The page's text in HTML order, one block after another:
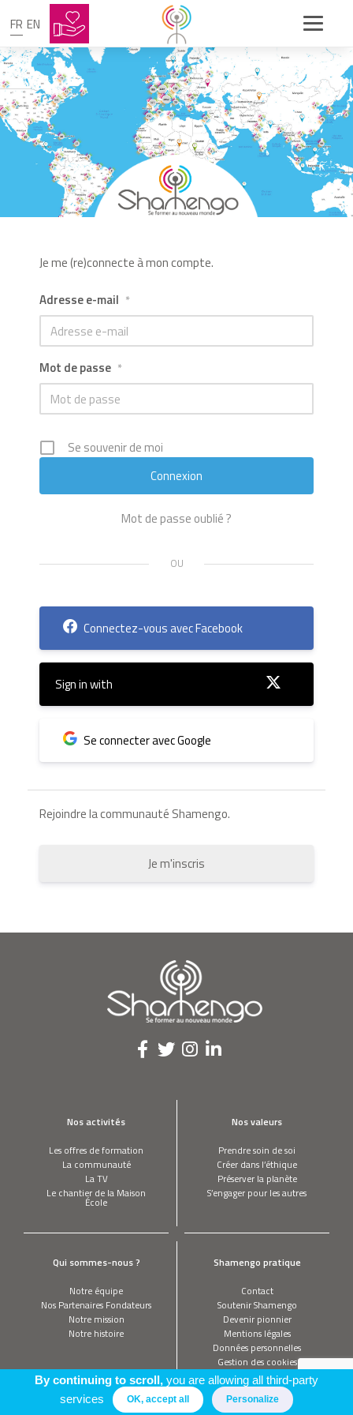
FR EN
Je me (re)connecte à mon compte.
Adresse e-mail *
Mot de passe *
Se souvenir de moi
Mot de passe oublié ?
Connectez-vous avec Facebook
Sign in with
Se connecter avec Google
Rejoindre la communauté Shamengo.
Je m'inscris
Nos activités
Les offres de formation
La communauté
La TV
Le chantier de la Maison
École
Nos valeurs
Prendre soin de soi
Créer dans l’éthique
Préserver la planète
S’engager pour les autres
Qui sommes-nous ?
Notre équipe
Nos Partenaires Fondateurs
Notre mission
Notre histoire
Shamengo pratique
Contact
Soutenir Shamengo
Devenir pionnier
Mentions légales
Données personnelles
Gestion des cookies
By continuing to scroll,you are allowing all third-party
services
OK, accept all Personalize